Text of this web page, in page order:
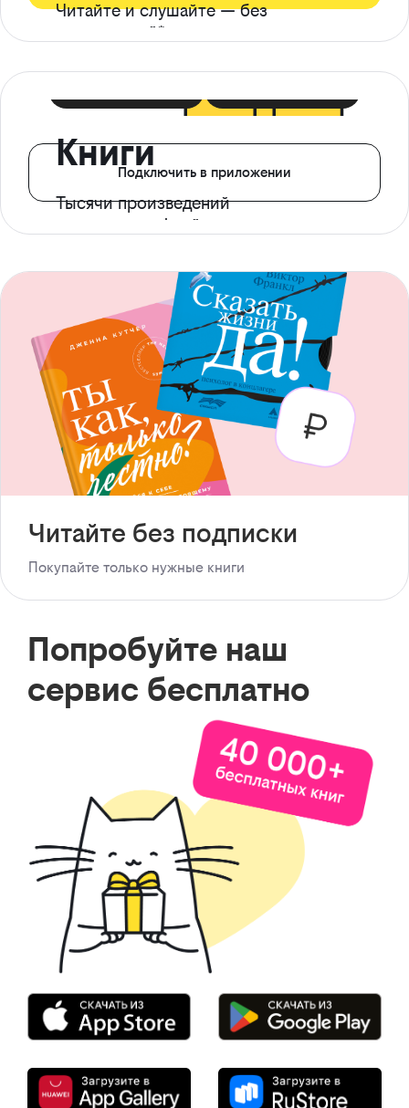
Читайте и слушайте — без
ограничений*
Книги
Тысячи произведений
с доступом офлайн
Подключить в приложении
Читайте без подписки
Покупайте только нужные книги
Попробуйте наш
сервис бесплатно